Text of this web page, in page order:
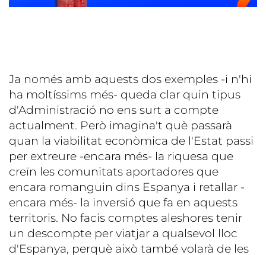
Ja només amb aquests dos exemples -i n'hi
ha moltíssims més- queda clar quin tipus
d'Administració no ens surt a compte
actualment. Però imagina't què passarà
quan la viabilitat econòmica de l'Estat passi
per extreure -encara més- la riquesa que
creïn les comunitats aportadores que
encara romanguin dins Espanya i retallar -
encara més- la inversió que fa en aquests
territoris. No facis comptes aleshores tenir
un descompte per viatjar a qualsevol lloc
d'Espanya, perquè això també volarà de les